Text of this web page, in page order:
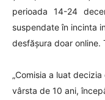
perioada 14-24
suspendate în incinta
desfășura doar online.
„Comisia a luat
vârsta de 10 ani,